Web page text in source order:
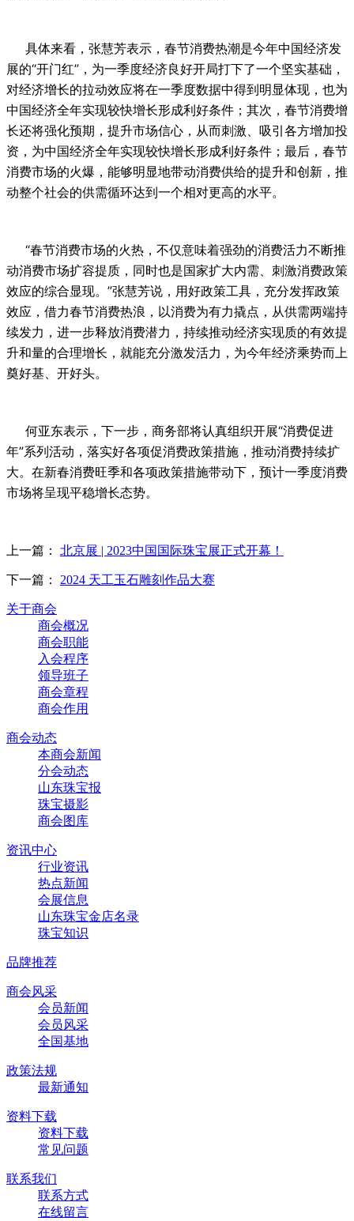
具体来看，张慧芳表示，春节消费热潮是今年中国经济发
展的“开门红”，为一季度经济良好开局打下了一个坚实基础，
对经济增长的拉动效应将在一季度数据中得到明显体现，也为
中国经济全年实现较快增长形成利好条件；其次，春节消费增
长还将强化预期，提升市场信心，从而刺激、吸引各方增加投
资，为中国经济全年实现较快增长形成利好条件；最后，春节
消费市场的火爆，能够明显地带动消费供给的提升和创新，推
动整个社会的供需循环达到一个相对更高的水平。
“春节消费市场的火热，不仅意味着强劲的消费活力不断推
动消费市场扩容提质，同时也是国家扩大内需、刺激消费政策
效应的综合显现。”张慧芳说，用好政策工具，充分发挥政策
效应，借力春节消费热浪，以消费为有力撬点，从供需两端持
续发力，进一步释放消费潜力，持续推动经济实现质的有效提
升和量的合理增长，就能充分激发活力，为今年经济乘势而上
奠好基、开好头。
何亚东表示，下一步，商务部将认真组织开展“消费促进
年”系列活动，落实好各项促消费政策措施，推动消费持续扩
大。在新春消费旺季和各项政策措施带动下，预计一季度消费
市场将呈现平稳增长态势。
上一篇： 北京展 | 2023中国国际珠宝展正式开幕！
下一篇： 2024 天工玉石雕刻作品大赛
关于商会
商会概况
商会职能
入会程序
领导班子
商会章程
商会作用
商会动态
本商会新闻
分会动态
山东珠宝报
珠宝摄影
商会图库
资讯中心
行业资讯
热点新闻
会展信息
山东珠宝金店名录
珠宝知识
品牌推荐
商会风采
会员新闻
会员风采
全国基地
政策法规
最新通知
资料下载
资料下载
常见问题
联系我们
联系方式
在线留言